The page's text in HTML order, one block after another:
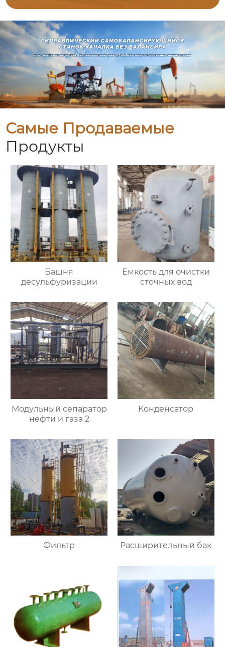
Самые Продаваемые
Продукты
Башня
десульфуризации
Емкость для очистки
сточных вод
Модульный сепаратор
нефти и газа 2
Конденсатор
Фильтр Расширительный бак